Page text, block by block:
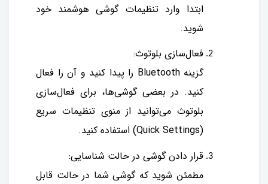
ابتدا وارد تنظیمات گوشی هوشمند خود
شوید.
فعال‌سازی بلوتوث:
گزینه Bluetooth را پیدا کنید و آن را فعال
کنید. در بعضی گوشی‌ها، برای فعال‌سازی
بلوتوث می‌توانید از منوی تنظیمات سریع
(Quick Settings) استفاده کنید.
قرار دادن گوشی در حالت شناسایی:
مطمئن شوید که گوشی شما در حالت قابل